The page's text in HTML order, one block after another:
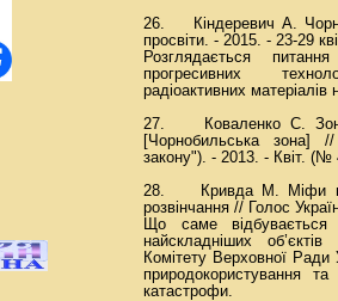
26. Кіндеревич А.
просвіти. - 2015. - 23-29
Розглядається
прогресивних
радіоактивних
27. Коваленко С. Зона
[Чорнобильська зона]
закону"). - 2013. - Квіт.
28. Кривда М. Міфи
розвінчання // Голос
Що саме
найскладніших
Комітету Верховної Ради
природокористування та
катастрофи.